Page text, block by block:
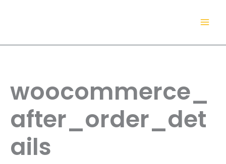
woocommerce_
after_order_det
ails